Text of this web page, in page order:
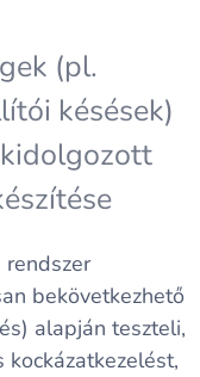
(pl.
késések)
bekövetkezhető
alapján teszteli,